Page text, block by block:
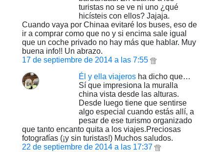
turistas no se ve ni uno ¿qué
hicísteis con ellos? Jajaja.
Cuando vaya por Chinaa evitaré los buses, eso de
ir a comprar como que no y si encima sale igual
que un coche privado no hay más que hablar. Muy
buena info!! Un abrazo.
17 de septiembre de 2014 a las 7:55
Él y ella viajeros ha dicho que…
Sí que impresiona la muralla
china vista desde las alturas.
Desde luego tiene que sentirse
algo especial cuando estás allí, a
pesar de ese turismo organizado
que tanto encanto quita a los viajes.Preciosas
fotografías (¡y sin turistas!) Muchos saludos.
22 de septiembre de 2014 a las 17:37